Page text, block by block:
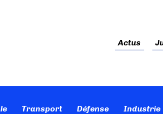
Actus
Transport Défense Industrie